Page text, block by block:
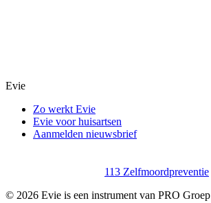
Evie
Zo werkt Evie
Evie voor huisartsen
Aanmelden nieuwsbrief
113 Zelfmoordpreventie
© 2026 Evie is een instrument van PRO Groep